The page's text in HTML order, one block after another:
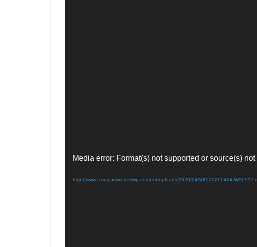
Media error: Format(s) not supported or source(s) not